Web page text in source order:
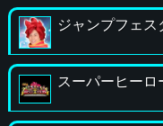
ジャンプフェス
スーパーヒーロ